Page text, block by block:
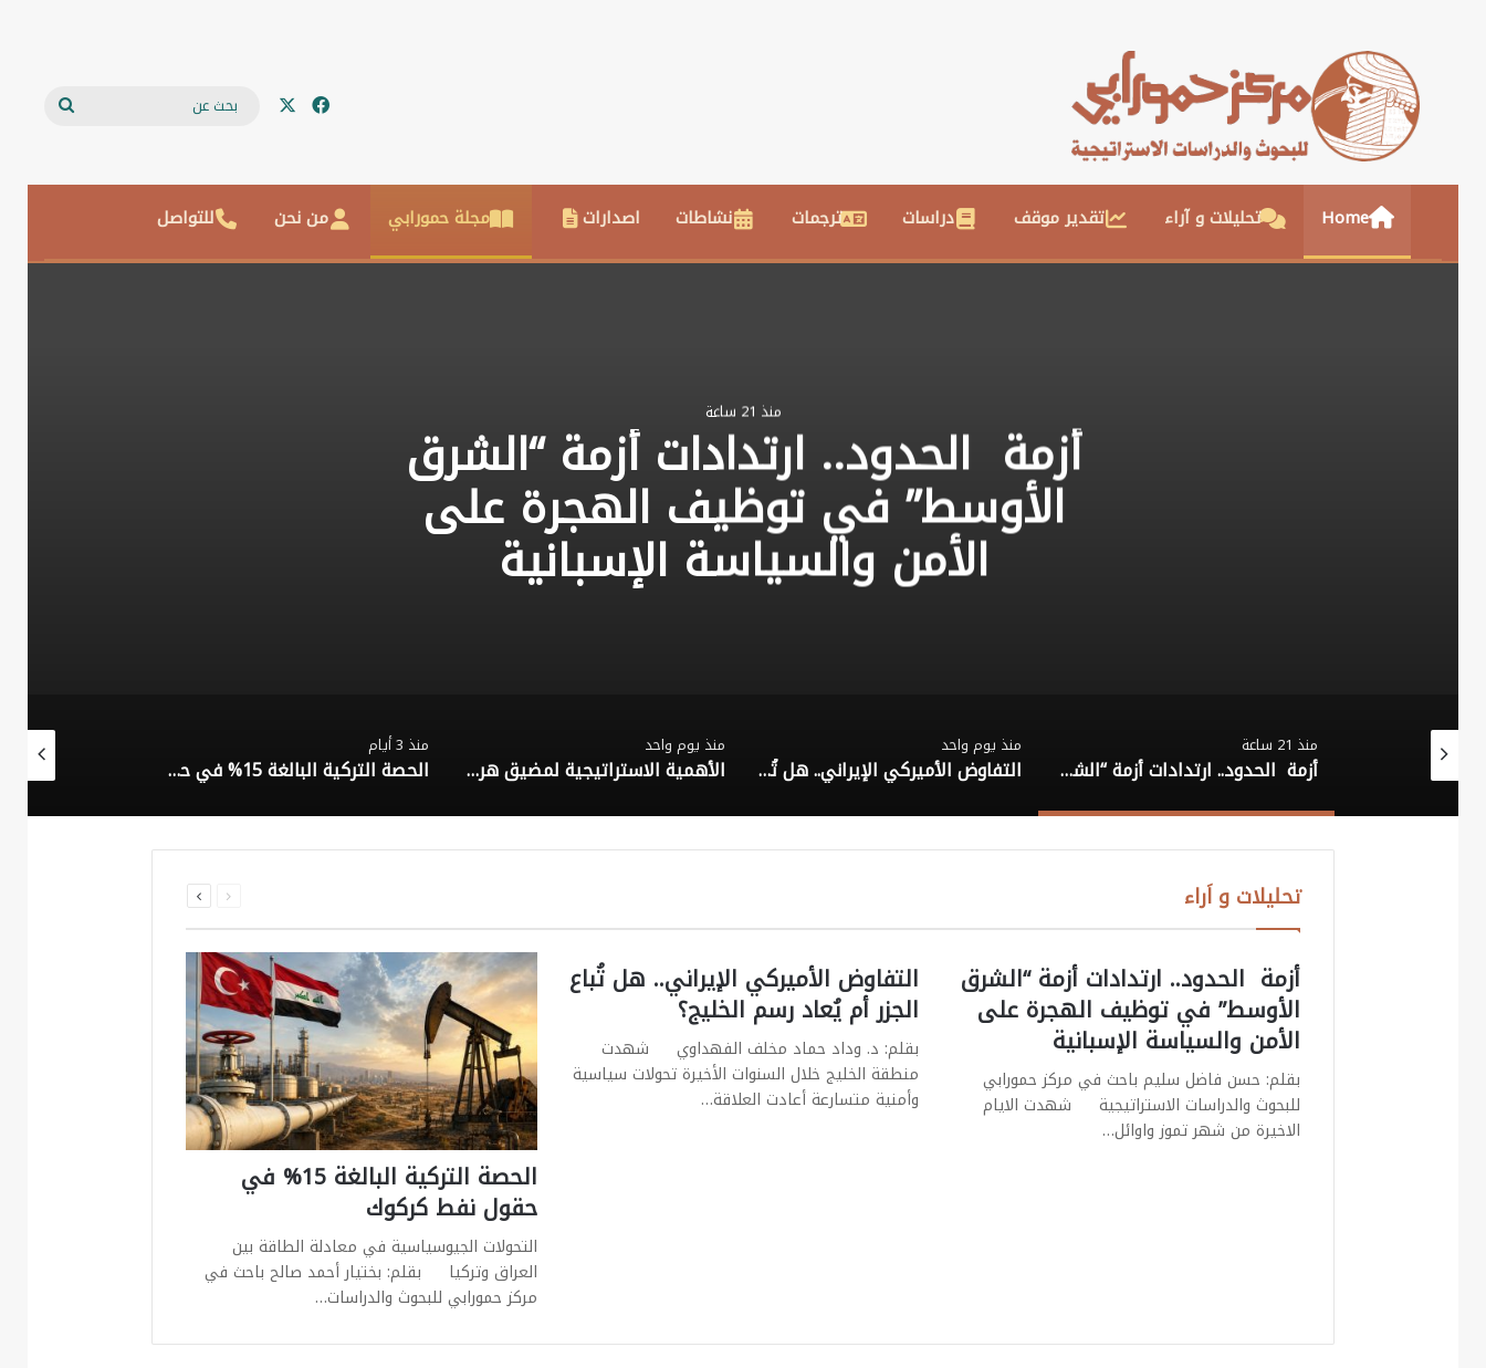
فيسبوك
Home تحليلات و آراء تقدير موقف دراسات ترجمات نشاطات اصدارات مجلة حمورابي من نحن للتواصل
منذ 21 ساعة
أزمة الحدود.. ارتدادات أزمة “الشرق
الأوسط” في توظيف الهجرة على
الأمن والسياسة الإسبانية
منذ 21 ساعة
أزمة الحدود.. ارتدادات أزمة “الشرق الأوسط” في توظيف الهجرة على الأمن والسياسة الإسبانية
منذ يوم واحد
التفاوض الأميركي الإيراني.. هل تُباع الجزر أم يُعاد رسم الخليج؟
منذ يوم واحد
الأهمية الاستراتيجية لمضيق هرمز وأثرها على الأمن القومي العراقي
منذ 3 أيام
الحصة التركية البالغة 15% في حقول نفط كركوك
تحليلات و اَراء
الصفحة
أزمة الحدود.. ارتدادات أزمة “الشرق
الأوسط” في توظيف الهجرة على
الأمن والسياسة الإسبانية
بقلم: حسن فاضل سليم باحث في مركز حمورابي
للبحوث والدراسات الاستراتيجية شهدت الايام
الاخيرة من شهر تموز واوائل…
التفاوض الأميركي الإيراني.. هل تُباع
الجزر أم يُعاد رسم الخليج؟
بقلم: د. وداد حماد مخلف الفهداوي شهدت
منطقة الخليج خلال السنوات الأخيرة تحولات سياسية
وأمنية متسارعة أعادت العلاقة…
الحصة التركية البالغة 15% في
حقول نفط كركوك
التحولات الجيوسياسية في معادلة الطاقة بين
العراق وتركيا بقلم: بختيار أحمد صالح باحث في
مركز حمورابي للبحوث والدراسات…